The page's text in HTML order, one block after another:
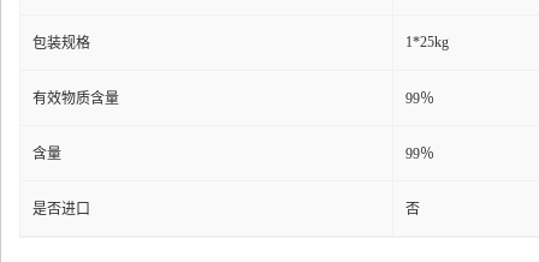
包装规格 1*25kg
有效物质含量 99％
含量 99％
是否进口 否